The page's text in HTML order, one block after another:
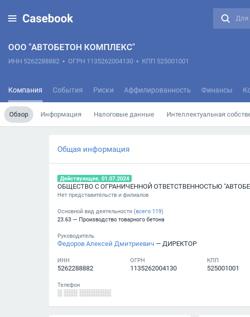
ООО "АВТОБЕТОН КОМПЛЕКС"
ИНН 5262288882 • ОГРН 1135262004130 • КПП 525001001
Компания События Риски Аффилированность Финансы
Обзор Информация Налоговые данные Интеллектуальная
Общая информация
Действующее, 01.07.2024
ОБЩЕСТВО С ОГРАНИЧЕННОЙ ОТВЕТСТВЕННОСТЬЮ
Нет представительств и филиалов
Основной вид деятельности (всего 119)
23.63 — Производство товарного бетона
Руководитель
Федоров Алексей Дмитриевич — ДИРЕКТОР
ИНН
5262288882
ОГРН
1135262004130
КПП
525001001
Телефон
░ ░░░ ░░░░░░░